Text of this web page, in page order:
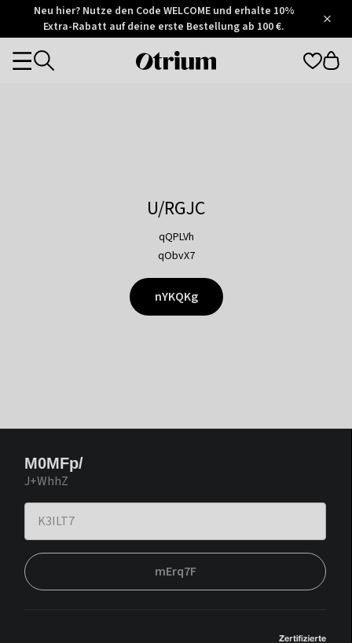
Otrium
Trustpilot
Neu hier? Nutze den Code WELCOME und erhalte 10%
Extra-Rabatt auf deine erste Bestellung ab 100 €.
Otrium
Categories
U/RGJC
qQPLVh
qObvX7
nYKQKg
M0MFp/
J+WhhZ
mErq7F